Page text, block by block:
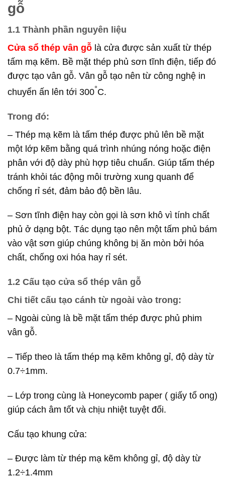
gỗ
1.1 Thành phần nguyên liệu
Cửa sổ thép vân gỗ là cửa được sản xuất từ thép
tấm mạ kẽm. Bề mặt thép phủ sơn tĩnh điện, tiếp đó
được tạo vân gỗ. Vân gỗ tạo nên từ công nghệ in
chuyển ấn lên tới 300°C.
Trong đó:
– Thép mạ kẽm là tấm thép được phủ lên bề mặt
một lớp kẽm bằng quá trình nhúng nóng hoặc điện
phân với độ dày phù hợp tiêu chuẩn. Giúp tấm thép
tránh khỏi tác động môi trường xung quanh để
chống rỉ sét, đảm bảo độ bền lâu.
– Sơn tĩnh điện hay còn gọi là sơn khô vì tính chất
phủ ở dạng bột. Tác dụng tạo nên một tấm phủ bám
vào vật sơn giúp chúng không bị ăn mòn bởi hóa
chất, chống oxi hóa hay rỉ sét.
1.2 Cấu tạo cửa sổ thép vân gỗ
Chi tiết cấu tạo cánh từ ngoài vào trong:
– Ngoài cùng là bề mặt tấm thép được phủ phim
vân gỗ.
– Tiếp theo là tấm thép mạ kẽm không gỉ, độ dày từ
0.7÷1mm.
– Lớp trong cùng là Honeycomb paper ( giấy tổ ong)
giúp cách âm tốt và chịu nhiệt tuyệt đối.
Cấu tạo khung cửa:
– Được làm từ thép mạ kẽm không gỉ, độ dày từ
1.2÷1.4mm